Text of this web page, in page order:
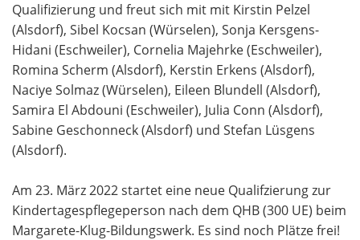
Qualifizierung und freut sich mit mit Kirstin Pelzel
(Alsdorf), Sibel Kocsan (Würselen), Sonja Kersgens-
Hidani (Eschweiler), Cornelia Majehrke (Eschweiler),
Romina Scherm (Alsdorf), Kerstin Erkens (Alsdorf),
Naciye Solmaz (Würselen), Eileen Blundell (Alsdorf),
Samira El Abdouni (Eschweiler), Julia Conn (Alsdorf),
Sabine Geschonneck (Alsdorf) und Stefan Lüsgens
(Alsdorf).
Am 23. März 2022 startet eine neue Qualifzierung zur
Kindertagespflegeperson nach dem QHB (300 UE) beim
Margarete-Klug-Bildungswerk. Es sind noch Plätze frei!